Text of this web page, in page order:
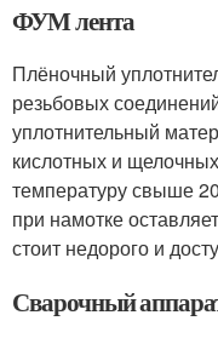
ФУМ лента
Плёночный
резьбовых
уплотнительный
кислотных и
температуру свыше
при намотке
стоит недорого и
Сварочный